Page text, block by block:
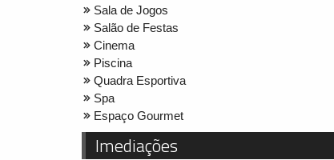
Sala de Jogos
Salão de Festas
Cinema
Piscina
Quadra Esportiva
Spa
Espaço Gourmet
Imediações